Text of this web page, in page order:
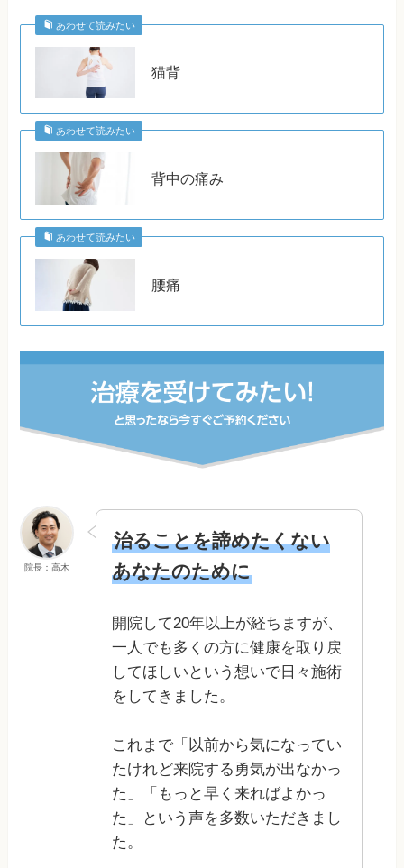
あわせて読みたい
猫背
あわせて読みたい
背中の痛み
あわせて読みたい
腰痛
院長：高木
治ることを諦めたくない
あなたのために
開院して20年以上が経ちますが、
一人でも多くの方に健康を取り戻
してほしいという想いで日々施術
をしてきました。
これまで「以前から気になってい
たけれど来院する勇気が出なかっ
た」「もっと早く来ればよかっ
た」という声を多数いただきまし
た。